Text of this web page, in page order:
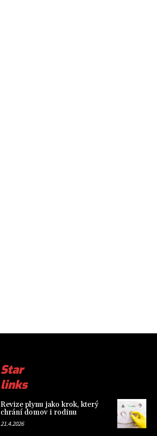
Star
links
Revize plynu jako krok, který
chrání domov i rodinu
21.4.2026